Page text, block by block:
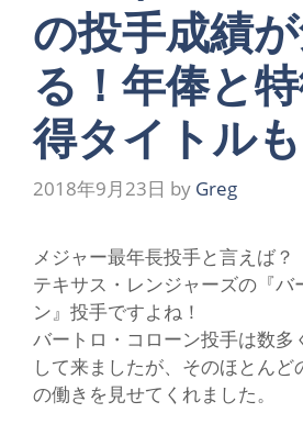
の投手成績
る！年俸と
得タイトルも
2018年9月23日 by Greg
メジャー最年長投手と言えば？
テキサス・レンジャーズの『バ
ン』投手ですよね！
バートロ・コローン投手は数多
して来ましたが、そのほとんど
の働きを見せてくれました。